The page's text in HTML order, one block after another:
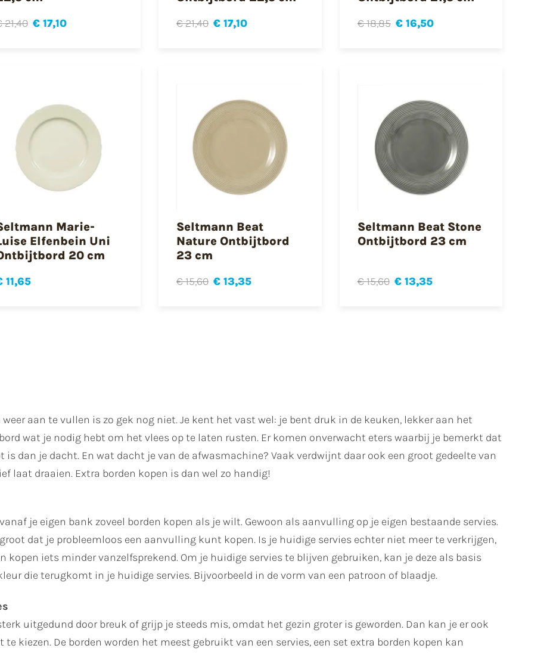
21,40 € 17,10 € 21,40 € 17,10 € 18,85 € 16,50
Marie-
Elfenbein Uni
20 cm
11,65
Seltmann Beat
Nature Ontbijtbord
23 cm
€ 15,60 € 13,35
Seltmann Beat Stone
Ontbijtbord 23 cm
€ 15,60 € 13,35
aan te vullen is zo gek nog niet. Je kent het vast wel: je bent druk in de keuken, lekker aan het
wat je nodig hebt om het vlees op te laten rusten. Er komen onverwacht eters waarbij je bemerkt dat
dan je dacht. En wat dacht je van de afwasmachine? Vaak verdwijnt daar ook een groot gedeelte van
laat draaien. Extra borden kopen is dan wel zo handig!
je eigen bank zoveel borden kopen als je wilt. Gewoon als aanvulling op je eigen bestaande servies.
dat je probleemloos een aanvulling kunt kopen. Is je huidige servies echter niet meer te verkrijgen,
kopen iets minder vanzelfsprekend. Om je huidige servies te blijven gebruiken, kan je deze als basis
die terugkomt in je huidige servies. Bijvoorbeeld in de vorm van een patroon of blaadje.
uitgedund door breuk of grijp je steeds mis, omdat het gezin groter is geworden. Dan kan je er ook
kiezen. De borden worden het meest gebruikt van een servies, een set extra borden kopen kan